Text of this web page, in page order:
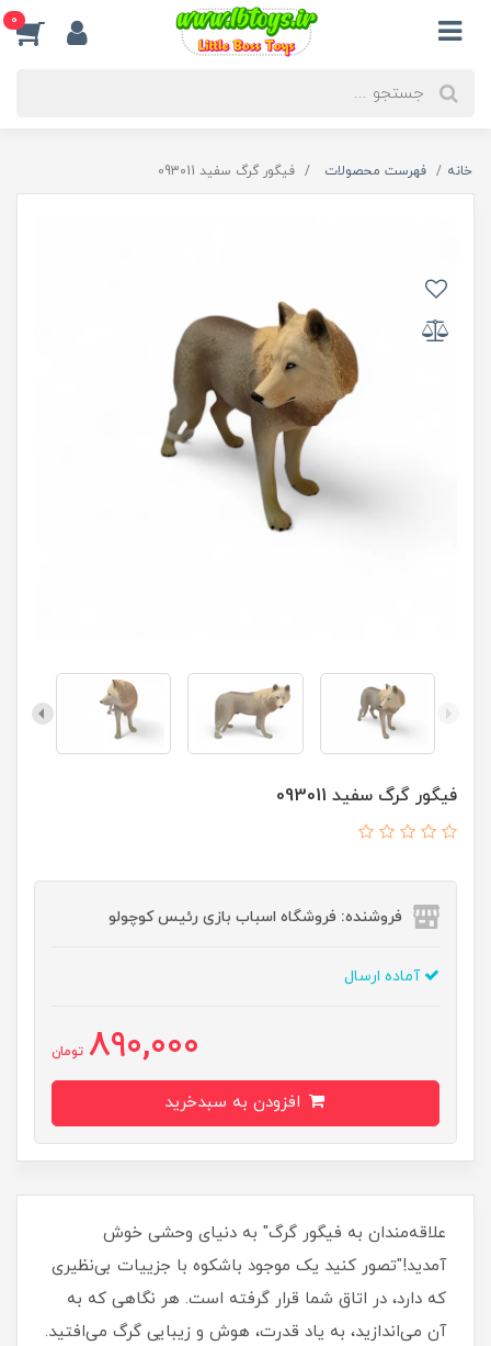
0
خانه فهرست محصولات فیگور گرگ سفید 093011
فیگور گرگ سفید 093011
فروشنده: فروشگاه اسباب بازی رئیس کوچولو
آماده ارسال
890,000 تومان
علاقه‌مندان به فیگور گرگ" به دنیای وحشی خوش
آمدید!"تصور کنید یک موجود باشکوه با جزییات بی‌نظیری
که دارد، در اتاق شما قرار گرفته است. هر نگاهی که به
آن می‌اندازید، به یاد قدرت، هوش و زیبایی گرگ می‌افتید.